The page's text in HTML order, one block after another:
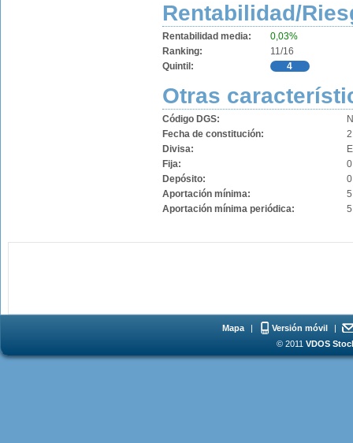
Rentabilidad/
Rentabilidad media:
0,03%
Ranking:
11/16
Quintil:
4
Otras
Código DGS:
Fecha de constitución:
Divisa:
Fija:
Depósito:
Aportación mínima:
Aportación mínima periódica:
Mapa | Versión móvil
|
© 2011 VDOS